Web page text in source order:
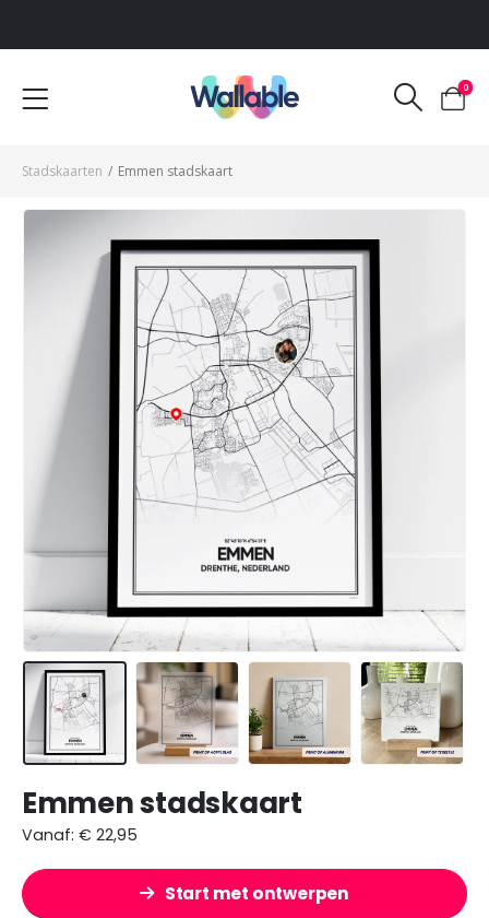
Voor 12:00 uur besteld, dezelfde werkdag verzonden
0
Stadskaarten / Emmen stadskaart
Emmen stadskaart
Vanaf: € 22,95
Start met ontwerpen